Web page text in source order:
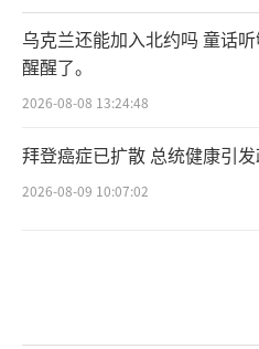
乌克兰还能加入北约吗 童话
醒醒了。
2026-08-08 13:24:48
拜登癌症已扩散 总统健康引
2026-08-09 10:07:02